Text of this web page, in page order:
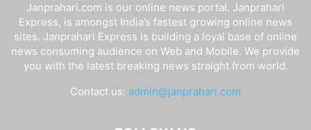
Janprahari.com is our online news portal. Janprahari
Express, is amongst India’s fastest growing online news
sites. Janprahari Express is building a loyal base of online
news consuming audience on Web and Mobile. We provide
you with the latest breaking news straight from world.
Contact us: admin@janprahari.com